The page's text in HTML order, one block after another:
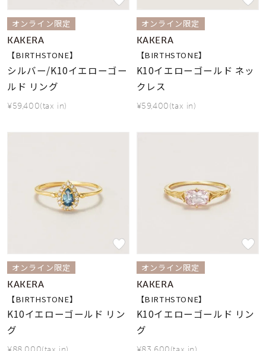
オンライン限定
KAKERA
【BIRTHSTONE】
シルバー/K10イエローゴー
ルド リング
¥59,400(tax in)
オンライン限定
KAKERA
【BIRTHSTONE】
K10イエローゴールド ネッ
クレス
¥59,400(tax in)
オンライン限定
KAKERA
【BIRTHSTONE】
K10イエローゴールド リン
グ
オンライン限定
KAKERA
【BIRTHSTONE】
K10イエローゴールド リン
グ